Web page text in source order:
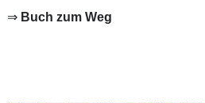
⇒ Buch zum Weg